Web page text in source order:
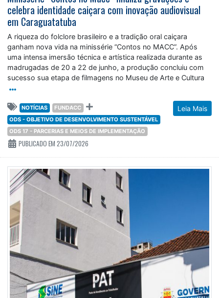
celebra identidade caiçara com inovação audiovisual
em Caraguatatuba
A riqueza do folclore brasileiro e a tradição oral caiçara
ganham nova vida na minissérie “Contos no MACC”. Após
uma intensa imersão técnica e artística realizada durante as
madrugadas de 20 a 22 de junho, a produção concluiu com
sucesso sua etapa de filmagens no Museu de Arte e Cultura
Leia Mais
NOTÍCIAS
FUNDACC
ODS - OBJETIVO DE DESENVOLVIMENTO SUSTENTÁVEL
ODS 17 - PARCERIAS E MEIOS DE IMPLEMENTAÇÃO
PUBLICADO EM 23/07/2026